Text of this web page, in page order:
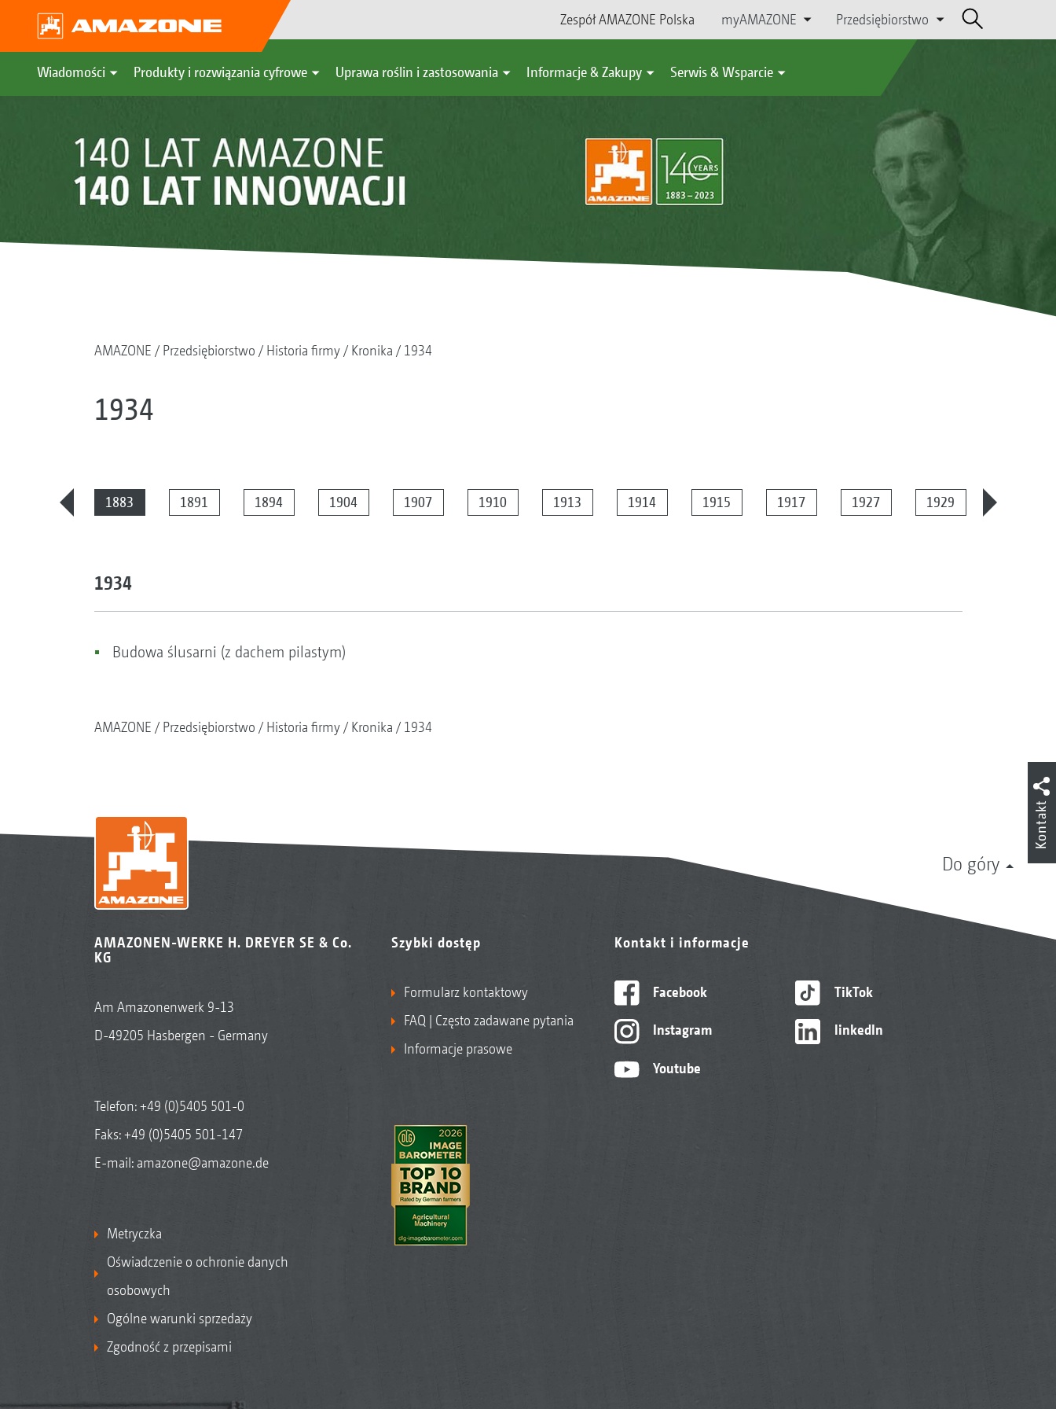
Zespół AMAZONE Polska myAMAZONE Przedsiębiorstwo
Wiadomości Produkty i rozwiązania cyfrowe Uprawa roślin i zastosowania Informacje & Zakupy Serwis & Wsparcie
AMAZONE Przedsiębiorstwo Historia firmy Kronika 1934
1934
1883 1891 1894 1904 1907 1910 1913 1914 1915 1917 1927 1929
1934
Budowa ślusarni (z dachem pilastym)
AMAZONE Przedsiębiorstwo Historia firmy Kronika 1934
Do góry
AMAZONEN-WERKE H. DREYER SE & Co.
KG
Am Amazonenwerk 9-13
D-49205 Hasbergen - Germany
Telefon:+49 (0)5405 501-0
Faks: +49 (0)5405 501-147
E-mail: amazone@amazone.de
Metryczka
Oświadczenie o ochronie danych
osobowych
Ogólne warunki sprzedaży
Zgodność z przepisami
Szybki dostęp
Formularz kontaktowy
FAQ | Często zadawane pytania
Informacje prasowe
Kontakt i informacje
Facebook
Instagram
Youtube
TikTok
linkedIn
Kontakt